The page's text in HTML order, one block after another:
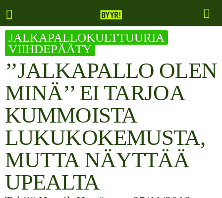
JALKAPALLOKULTTUURIA
VIIHDEPÄÄTY
’’JALKAPALLO OLEN
MINÄ’’ EI TARJOA
KUMMOISTA
LUKUKOKEMUSTA,
MUTTA NÄYTTÄÄ
UPEALTA